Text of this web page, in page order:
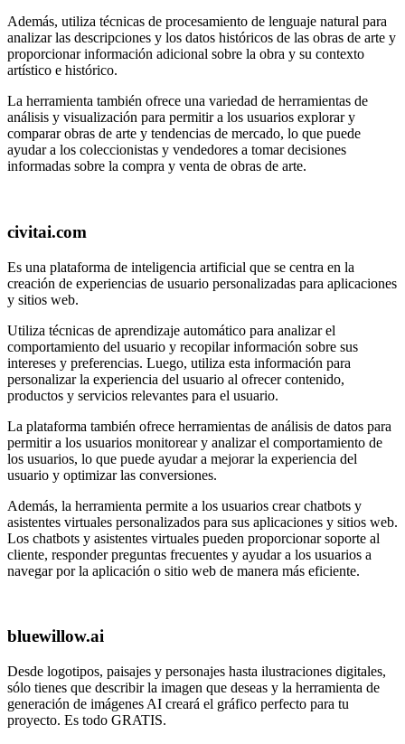
Además, utiliza técnicas de procesamiento de lenguaje natural para
analizar las descripciones y los datos históricos de las obras de arte y
proporcionar información adicional sobre la obra y su contexto
artístico e histórico.
La herramienta también ofrece una variedad de herramientas de
análisis y visualización para permitir a los usuarios explorar y
comparar obras de arte y tendencias de mercado, lo que puede
ayudar a los coleccionistas y vendedores a tomar decisiones
informadas sobre la compra y venta de obras de arte.
civitai.com
Es una plataforma de inteligencia artificial que se centra en la
creación de experiencias de usuario personalizadas para aplicaciones
y sitios web.
Utiliza técnicas de aprendizaje automático para analizar el
comportamiento del usuario y recopilar información sobre sus
intereses y preferencias. Luego, utiliza esta información para
personalizar la experiencia del usuario al ofrecer contenido,
productos y servicios relevantes para el usuario.
La plataforma también ofrece herramientas de análisis de datos para
permitir a los usuarios monitorear y analizar el comportamiento de
los usuarios, lo que puede ayudar a mejorar la experiencia del
usuario y optimizar las conversiones.
Además, la herramienta permite a los usuarios crear chatbots y
asistentes virtuales personalizados para sus aplicaciones y sitios web.
Los chatbots y asistentes virtuales pueden proporcionar soporte al
cliente, responder preguntas frecuentes y ayudar a los usuarios a
navegar por la aplicación o sitio web de manera más eficiente.
bluewillow.ai
Desde logotipos, paisajes y personajes hasta ilustraciones digitales,
sólo tienes que describir la imagen que deseas y la herramienta de
generación de imágenes AI creará el gráfico perfecto para tu
proyecto. Es todo GRATIS.